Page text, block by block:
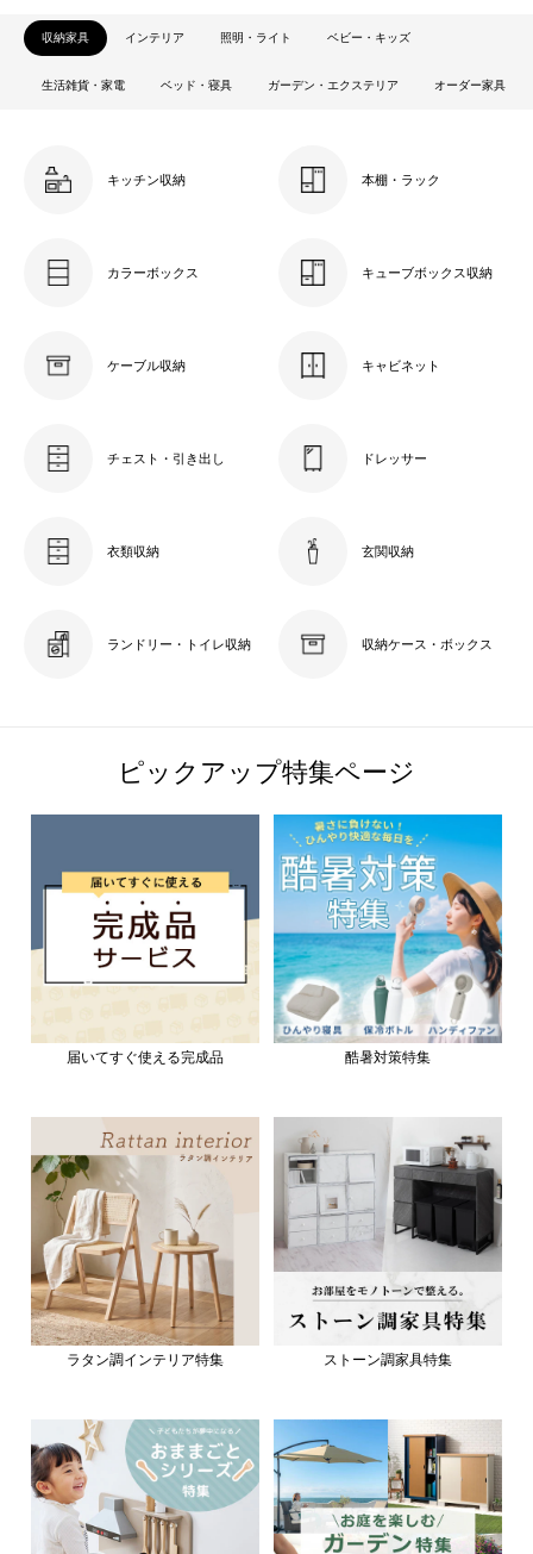
収納家具 インテリア 照明・ライト ベビー・キッズ
生活雑貨・家電 ベッド・寝具 ガーデン・エクステリア オーダー家具
キッチン収納 本棚・ラック
カラーボックス キューブボックス収納
ケーブル収納 キャビネット
チェスト・引き出し ドレッサー
衣類収納 玄関収納
ランドリー・トイレ収納 収納ケース・ボックス
ピックアップ特集ページ
届いてすぐ使える完成品 酷暑対策特集
ラタン調インテリア特集 ストーン調家具特集